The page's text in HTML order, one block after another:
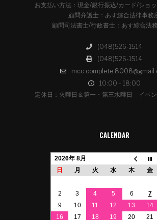
お支払い方法：現金/銀行振込/カード/ショ
顧問弁護士：あす綜合法律事務
顧問司法書士/行政書士：あす綜合法
(048)526-1514
(048)526-1514
10:00 - 18:00
定休日：火曜日＆第一・第三水曜日 イベ
CALENDAR
2026年 8月
日
月 火 水 木 金
2
3 4 5 6 7
9
10 11 12 13 14
16
17 18 19 20 21